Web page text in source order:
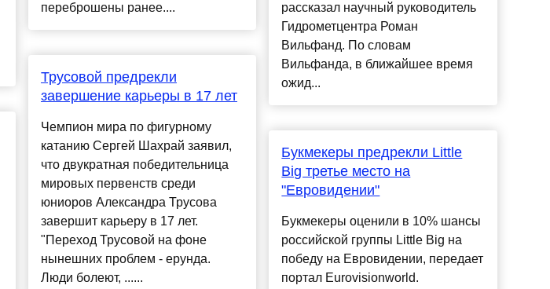
переброшены ранее....
Трусовой предрекли
завершение карьеры в 17 лет
Чемпион мира по фигурному
катанию Сергей Шахрай заявил,
что двукратная победительница
мировых первенств среди
юниоров Александра Трусова
завершит карьеру в 17 лет.
"Переход Трусовой на фоне
нынешних проблем - ерунда.
Люди болеют, ......
рассказал научный руководитель
Гидрометцентра Роман
Вильфанд. По словам
Вильфанда, в ближайшее время
ожид...
Букмекеры предрекли Little
Big третье место на
"Евровидении"
Букмекеры оценили в 10% шансы
российской группы Little Big на
победу на Евровидении, передает
портал Eurovisionworld.